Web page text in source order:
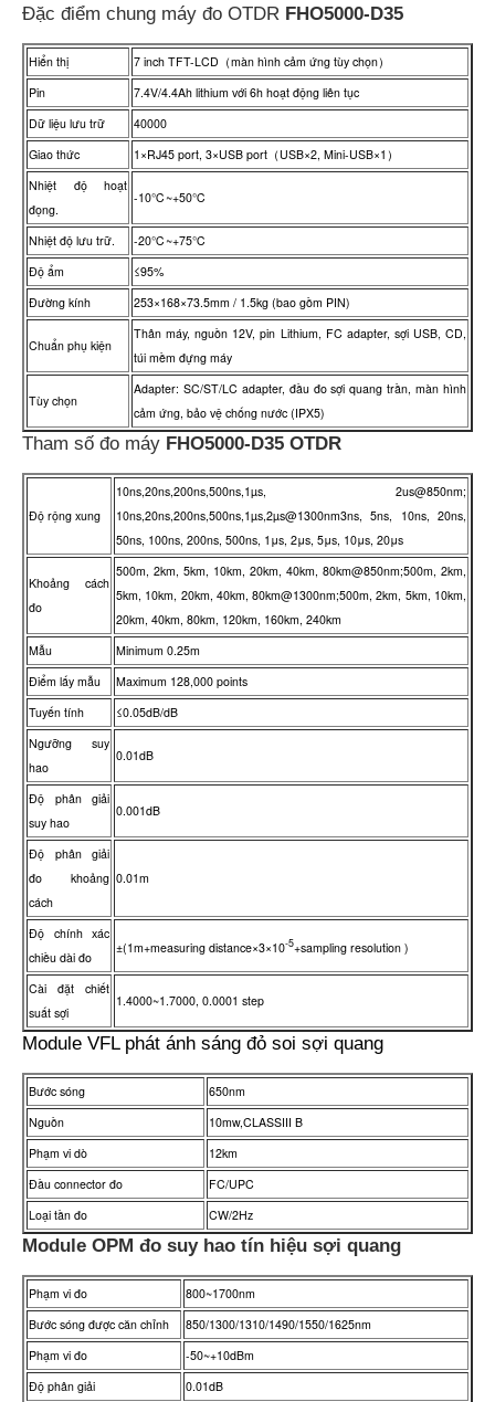
Đặc điểm chung máy đo OTDR FHO5000-D35
Hiển thị
7 inch TFT-LCD（màn hình cảm ứng tùy chọn）
Pin
7.4V/4.4Ah lithium với 6h hoạt động liên tục
Dữ liệu lưu trữ
40000
Giao thức
1×RJ45 port, 3×USB port（USB×2, Mini-USB×1）
Nhiệt độ hoạt
đọng.
-10℃~+50℃
Nhiệt độ lưu trữ.
-20℃~+75℃
Độ ẩm
≤95%
Đường kính
253×168×73.5mm / 1.5kg (bao gồm PIN)
Chuẩn phụ kiện
Thân máy, nguồn 12V, pin Lithium, FC adapter, sợi USB, CD,
túi mềm đựng máy
Tùy chọn
Adapter: SC/ST/LC adapter, đầu đo sợi quang trần, màn hình
cảm ứng, bảo vệ chống nước (IPX5)
Tham số đo máy FHO5000-D35 OTDR
Độ rộng xung
10ns,20ns,200ns,500ns,1µs, 2us@850nm;
10ns,20ns,200ns,500ns,1µs,2µs@1300nm3ns, 5ns, 10ns, 20ns,
50ns, 100ns, 200ns, 500ns, 1μs, 2μs, 5μs, 10μs, 20μs
Khoảng cách
đo
500m, 2km, 5km, 10km, 20km, 40km, 80km@850nm;500m, 2km,
5km, 10km, 20km, 40km, 80km@1300nm;500m, 2km, 5km, 10km,
20km, 40km, 80km, 120km, 160km, 240km
Mẫu
Minimum 0.25m
Điểm lấy mẫu
Maximum 128,000 points
Tuyến tính
≤0.05dB/dB
Ngưỡng suy
hao
0.01dB
Độ phân giải
suy hao
0.001dB
Độ phân giải
đo khoảng
cách
0.01m
Độ chính xác
chiều dài đo
±(1m+measuring distance×3×10-5+sampling resolution )
Cài đặt chiết
suất sợi
1.4000~1.7000, 0.0001 step
Module VFL phát ánh sáng đỏ soi sợi quang
Bước sóng
650nm
Nguồn
10mw,CLASSIII B
Phạm vi dò
12km
Đầu connector đo
FC/UPC
Loại tần đo
CW/2Hz
Module OPM đo suy hao tín hiệu sợi quang
Phạm vi đo
800~1700nm
Bước sóng được căn chỉnh
850/1300/1310/1490/1550/1625nm
Phạm vi đo
-50~+10dBm
Độ phân giải
0.01dB